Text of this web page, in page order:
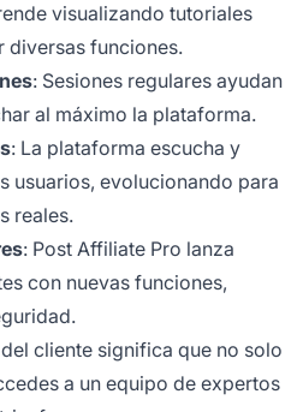
visualizando tutoriales
diversas funciones.
: Sesiones regulares ayudan
al máximo la plataforma.
: La plataforma escucha y
usuarios, evolucionando para
reales.
: Post Affiliate Pro lanza
con nuevas funciones,
cliente significa que no solo
a un equipo de expertos